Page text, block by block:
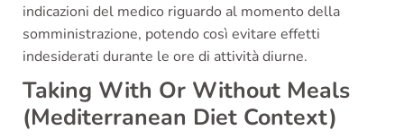
indicazioni del medico riguardo al momento della
somministrazione, potendo così evitare effetti
indesiderati durante le ore di attività diurne.
Taking With Or Without Meals
(Mediterranean Diet Context)